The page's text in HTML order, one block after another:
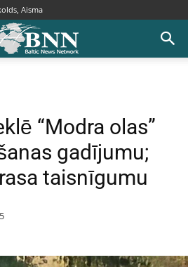
Aisma
“Modra olas”
gadījumu;
taisnīgumu